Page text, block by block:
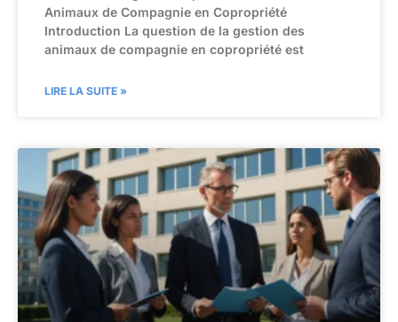
Animaux de Compagnie en Copropriété
Introduction La question de la gestion des
animaux de compagnie en copropriété est
LIRE LA SUITE »